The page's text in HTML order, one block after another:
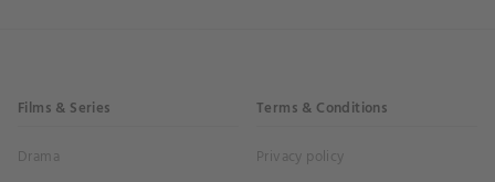
Films & Series
Drama
Terms & Conditions
Privacy policy